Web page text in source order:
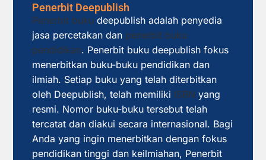
Penerbit Deepublish
Penerbit buku deepublish adalah penyedia
jasa percetakan dan penerbit buku
pendidikan. Penerbit buku deepublish fokus
menerbitkan buku-buku pendidikan dan
ilmiah. Setiap buku yang telah diterbitkan
oleh Deepublish, telah memiliki ISBN yang
resmi. Nomor buku-buku tersebut telah
tercatat dan diakui secara internasional. Bagi
Anda yang ingin menerbitkan dengan fokus
pendidikan tinggi dan keilmiahan, Penerbit